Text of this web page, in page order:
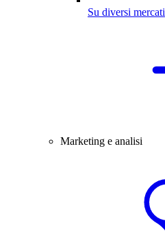
Su diversi mercati
Marketing e analisi